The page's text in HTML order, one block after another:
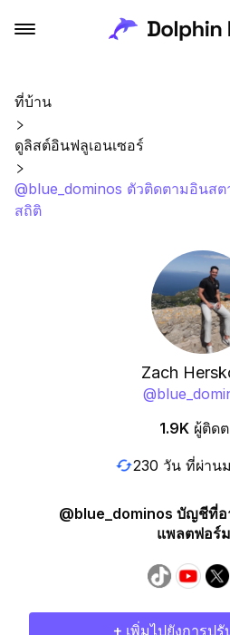
ที่บ้าน
ดูลิสต์อินฟลูเอนเซอร์
@blue_dominos ตัวติดตามอินสต
สถิติ
Zach
@
1.9K ผู้ติด
230 วัน ที่ผ่าน
@blue_dominos บัญชีที่อ
แพลตฟอร์
+ เพิ่มไปยังการป